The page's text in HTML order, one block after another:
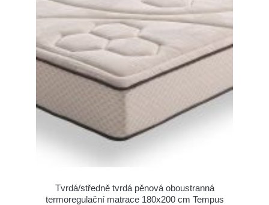
Tvrdá/středně tvrdá pěnová oboustranná
termoregulační matrace 180x200 cm Tempus